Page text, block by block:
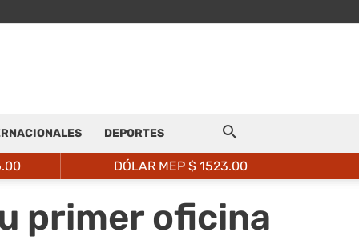
DEPORTES
DÓLAR MEP $ 1523.00
primer oficina